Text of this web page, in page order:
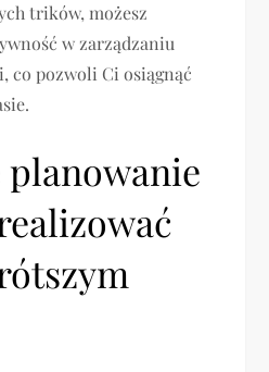
trików, możesz
w zarządzaniu
co pozwoli Ci osiągnąć